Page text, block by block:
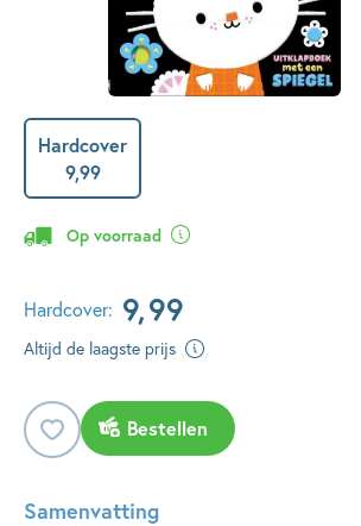
Hardcover
9,99
Op voorraad
Hardcover: 9,99
Altijd de laagste prijs
Bestellen
Samenvatting